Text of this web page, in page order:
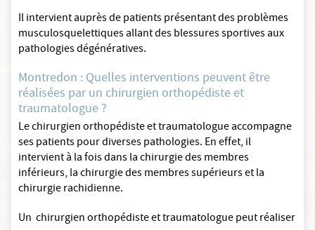
Il intervient auprès de patients présentant des problèmes
musculosquelettiques allant des blessures sportives aux
pathologies dégénératives.
Montredon : Quelles interventions peuvent être
réalisées par un chirurgien orthopédiste et
traumatologue ?
Le chirurgien orthopédiste et traumatologue accompagne
ses patients pour diverses pathologies. En effet, il
intervient à la fois dans la chirurgie des membres
inférieurs, la chirurgie des membres supérieurs et la
chirurgie rachidienne.
Un chirurgien orthopédiste et traumatologue peut réaliser